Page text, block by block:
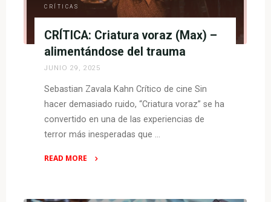
Eric
Bana"
CRÍTICAS
CRÍTICA: Criatura voraz (Max) –
alimentándose del trauma
JUNIO 29, 2025
Sebastian Zavala Kahn Crítico de cine Sin
hacer demasiado ruido, “Criatura voraz” se ha
convertido en una de las experiencias de
terror más inesperadas que …
READ MORE